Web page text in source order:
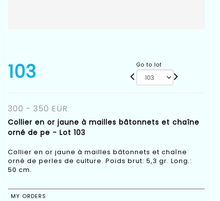
103 Go to lot
300 - 350 EUR
Collier en or jaune à mailles bâtonnets et chaîne
orné de pe - Lot 103
Collier en or jaune à mailles bâtonnets et chaîne
orné de perles de culture. Poids brut: 5,3 gr. Long.:
50 cm.
MY ORDERS